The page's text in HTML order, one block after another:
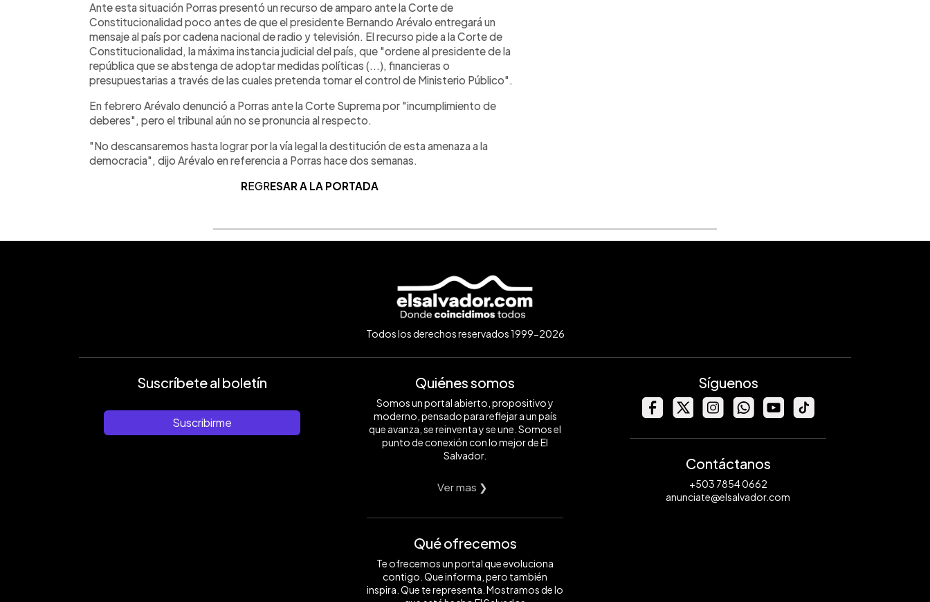
Ante esta situación Porras presentó un recurso de amparo ante la Corte de
Constitucionalidad poco antes de que el presidente Bernando Arévalo entregará un
mensaje al país por cadena nacional de radio y televisión. El recurso pide a la Corte de
Constitucionalidad, la máxima instancia judicial del país, que "ordene al presidente de la
república que se abstenga de adoptar medidas políticas (...), financieras o
presupuestarias a través de las cuales pretenda tomar el control de Ministerio Público".
En febrero Arévalo denunció a Porras ante la Corte Suprema por "incumplimiento de
deberes", pero el tribunal aún no se pronuncia al respecto.
"No descansaremos hasta lograr por la vía legal la destitución de esta amenaza a la
democracia", dijo Arévalo en referencia a Porras hace dos semanas.
REGRESAR A LA PORTADA
Todos los derechos reservados 1999-2026
Suscríbete al boletín
Suscribirme
Quiénes somos
Somos un portal abierto, propositivo y
moderno, pensado para reflejar a un país
que avanza, se reinventa y se une. Somos el
punto de conexión con lo mejor de El
Salvador.
Ver mas ❯
Qué ofrecemos
Te ofrecemos un portal que evoluciona
contigo. Que informa, pero también
inspira. Que te representa. Mostramos de lo
Síguenos
Contáctanos
+503 7854 0662
anunciate@elsalvador.com